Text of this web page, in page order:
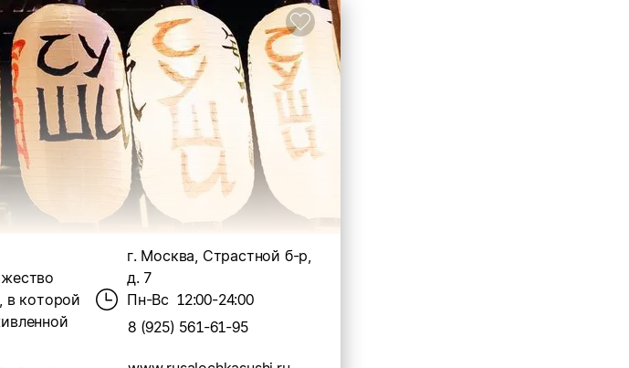
в которой
г. Москва, Страстной б-р,
д. 7
Пн-Вс 12:00-24:00
8 (925) 561-61-95